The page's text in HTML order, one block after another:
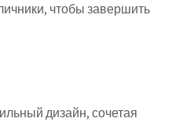
чтобы завершить
дизайн, сочетая